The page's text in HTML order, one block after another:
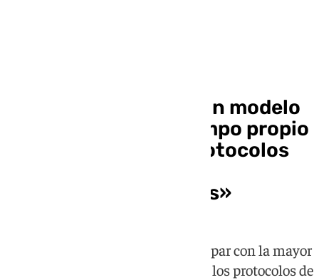
La Alhambra tendrá un modelo
de predicción del tiempo propio
para poder aplicar protocolos
«fenómenos adversos»
Esta herramienta permitirá anticipar con la mayor
fiabilidad posible la activación de los protocolos de